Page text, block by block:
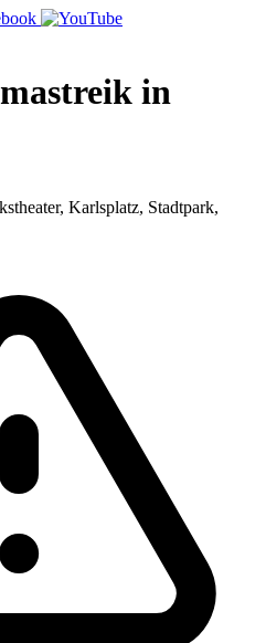
in
Karlsplatz, Stadtpark,